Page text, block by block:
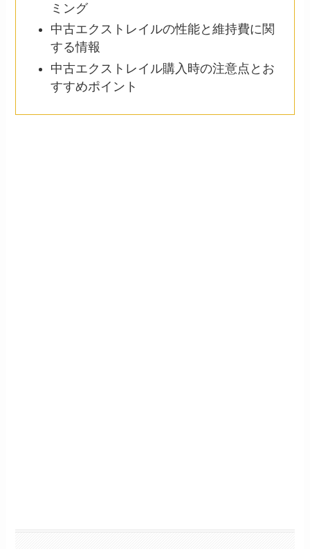
ミング
中古エクストレイルの性能と維持費に関
する情報
中古エクストレイル購入時の注意点とお
すすめポイント